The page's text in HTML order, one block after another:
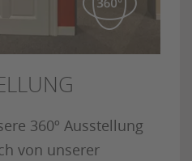
360º Ausstellung
von unserer